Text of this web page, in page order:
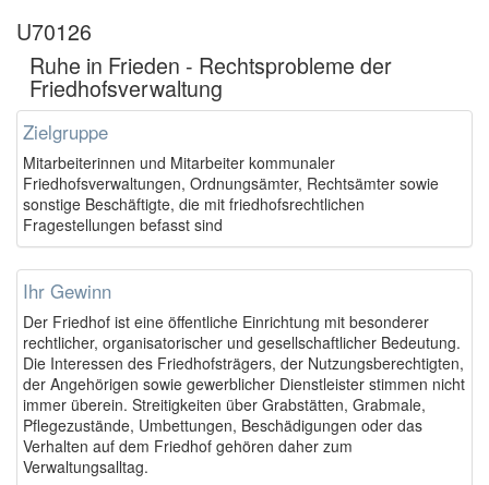
U70126
Ruhe in Frieden - Rechtsprobleme der
Friedhofsverwaltung
Zielgruppe
Mitarbeiterinnen und Mitarbeiter kommunaler
Friedhofsverwaltungen, Ordnungsämter, Rechtsämter sowie
sonstige Beschäftigte, die mit friedhofsrechtlichen
Fragestellungen befasst sind
Ihr Gewinn
Der Friedhof ist eine öffentliche Einrichtung mit besonderer
rechtlicher, organisatorischer und gesellschaftlicher Bedeutung.
Die Interessen des Friedhofsträgers, der Nutzungsberechtigten,
der Angehörigen sowie gewerblicher Dienstleister stimmen nicht
immer überein. Streitigkeiten über Grabstätten, Grabmale,
Pflegezustände, Umbettungen, Beschädigungen oder das
Verhalten auf dem Friedhof gehören daher zum
Verwaltungsalltag.